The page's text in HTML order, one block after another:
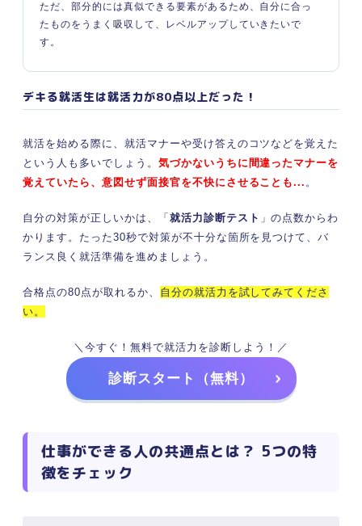
ただ、部分的には真似できる要素があるため、自分に合っ
たものをうまく吸収して、レベルアップしていきたいで
す。
デキる就活生は就活力が80点以上だった！
就活を始める際に、就活マナーや受け答えのコツなどを覚えた
という人も多いでしょう。 気づかないうちに間違ったマナーを
覚えていたら、意図せず面接官を不快にさせることも... 。
自分の対策が正しいかは、「 就活力診断テスト 」の点数からわ
かります。たった30秒で対策が不十分な箇所を見つけて、バ
ランス良く就活準備を進めましょう。
合格点の80点が取れるか、 自分の就活力を試してみてくださ
い。
＼今すぐ！無料で就活力を診断しよう！／
診断スタート（無料）
仕事ができる人の共通点とは？ 5つの特
徴をチェック